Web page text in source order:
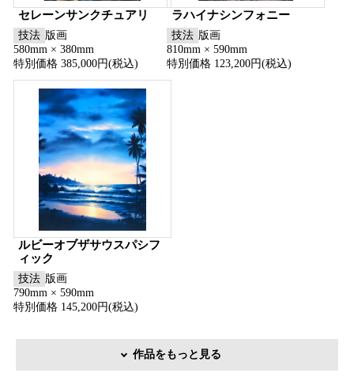
セレーンサンクチュアリ
技法 版画
580mm × 380mm
特別価格 385,000円(税込)
ラハイナシンフォニー
技法 版画
810mm × 590mm
特別価格 123,200円(税込)
ルビーオブザサウスパシフ
ィック
技法 版画
790mm × 590mm
特別価格 145,200円(税込)
作品をもっと見る